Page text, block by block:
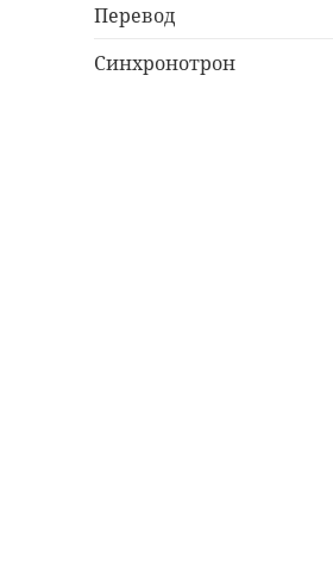
Перевод
Синхронотрон